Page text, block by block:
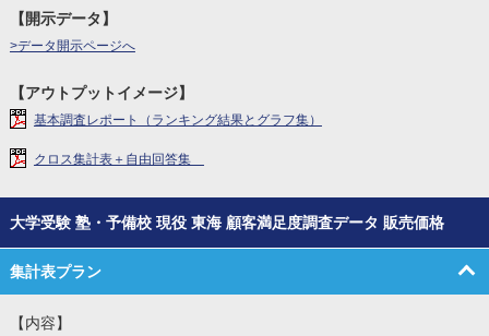
【開示データ】
>データ開示ページへ
【アウトプットイメージ】
基本調査レポート（ランキング結果とグラフ集）
クロス集計表＋自由回答集
大学受験 塾・予備校 現役 東海 顧客満足度調査データ 販売価格
集計表プラン
【内容】